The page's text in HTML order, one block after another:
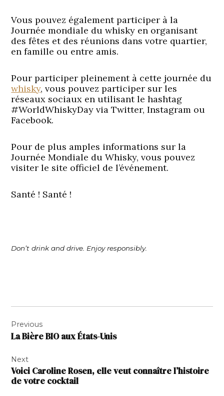
Vous pouvez également participer à la
Journée mondiale du whisky en organisant
des fêtes et des réunions dans votre quartier,
en famille ou entre amis.
Pour participer pleinement à cette journée du
whisky, vous pouvez participer sur les
réseaux sociaux en utilisant le hashtag
#WorldWhiskyDay via Twitter, Instagram ou
Facebook.
Pour de plus amples informations sur la
Journée Mondiale du Whisky, vous pouvez
visiter le site officiel de l’événement.
Santé ! Santé !
Don’t drink and drive. Enjoy responsibly.
de
l’article
Previous
La Bière BIO aux États-Unis
Next
Voici Caroline Rosen, elle veut connaître l’histoire
de votre cocktail